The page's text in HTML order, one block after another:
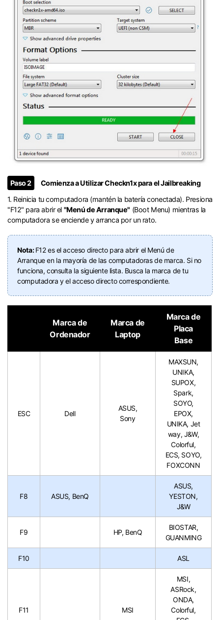
󠀰Paso 2
Comienza a Utilizar Checkn1x para el Jailbreaking󠀲󠀩󠀧󠀣󠀠󠀨󠀥󠀢󠀳
󠀰1. Reinicia tu computadora (mantén la batería conectada).󠀲󠀩󠀧󠀣󠀠󠀨󠀥󠀣󠀳 Presiona
"F12" para abrir el "Menú de Arranque" (Boot Menu) mientras la
computadora se enciende y arranca por un rato.󠀲󠀩󠀧󠀣󠀠󠀨󠀥󠀤󠀳
Nota:F12 es el acceso directo para abrir el Menú de
Arranque en la mayoría de las computadoras de marca.󠀲󠀩󠀧󠀣󠀠󠀨󠀥󠀥󠀳󠀰 Si no
funciona, consulta la siguiente lista.󠀲󠀩󠀧󠀣󠀠󠀨󠀥󠀦󠀳󠀰 Busca la marca de tu
computadora y el acceso directo correspondiente.󠀲󠀩󠀧󠀣󠀠󠀨󠀥󠀧󠀳
󠀰Marca de
Ordenador
Marca de
Laptop
Marca de
Placa
Base󠀲󠀩󠀧󠀣󠀠󠀨󠀦󠀠󠀳
ESC Dell
ASUS,
Sony
MAXSUN,
UNIKA,
SUPOX,
Spark,
SOYO,
EPOX,
UNIKA, Jet
way, J&W,
Colorful,
ECS, SOYO,
FOXCONN
F8 ASUS, BenQ
ASUS,
YESTON,
J&W
F9 HP, BenQ
BIOSTAR,
GUANMING
F10 ASL
F11 MSI
MSI,
ASRock,
ONDA,
Colorful,